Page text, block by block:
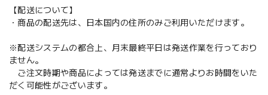
【配送について】
・商品の配送先は、日本国内の住所のみご利用いただけます。
※配送システムの都合上、月末最終平日は発送作業を行っており
ません。
ご注文時期や商品によっては発送までに通常よりお時間をいた
だく可能性がございます。